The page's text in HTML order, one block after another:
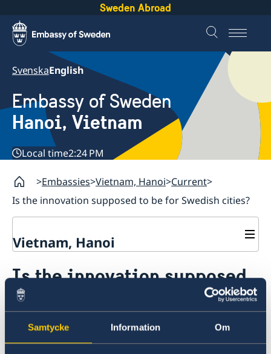
Samtycke Information Om
Sweden Abroad
SvenskaEnglish
Embassy of Sweden
Hanoi, Vietnam
Local time2:24 PM
Embassies Vietnam, Hanoi Current
Is the innovation supposed to be for Swedish cities?
Vietnam, Hanoi
About us
GDPR - Data protection policy
Current
News
Is the innovation supposed
to be for Swedish cities?
No, it should be for a Vietnamese city or
village. The challenge is to make Vietnamese